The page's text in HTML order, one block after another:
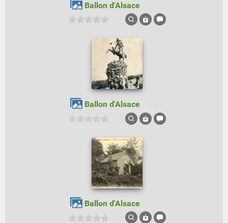
Ballon d'Alsace
Ballon d'Alsace
Ballon d'Alsace